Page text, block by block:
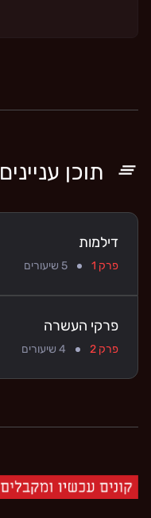
תוכן עניינים
דילמות
פרק 1 5 שיעורים
פרקי העשרה
פרק 2 4 שיעורים